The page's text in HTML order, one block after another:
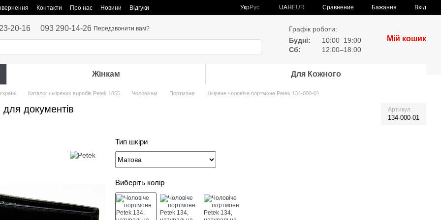
Контакти Про нас Новини
Відгуки
УкрРус UAH EUR Сравнение Бажання Вхід
20-16 093 290-14-26 Передзвонити вам?
Графік роботи:
Будні:
10:00–19:00
Сб:
12:00–18:00
Мій кошик
Жінкам Для Кожного
Каталог шкіряних виробів Petek 1855 Чоловікам Портмоне Шкіряне чоловіче портмоне Petek 134-000-01
документів Артикул
134-000-01
Тип шкіри
Виберіть колір